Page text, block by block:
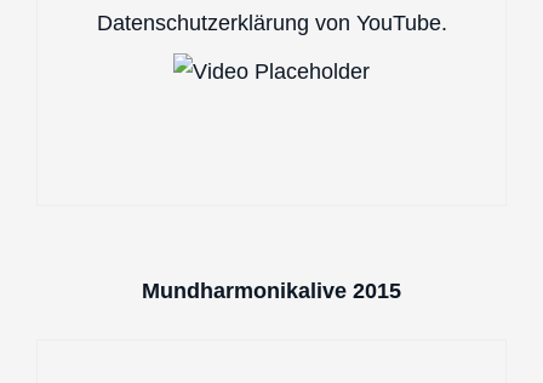
Datenschutzerklärung von YouTube.
Mundharmonikalive 2015